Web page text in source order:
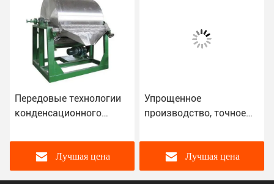
Передовые технологии
конденсационного
превращают жидкости в
твердые вещества
Лучшая цена
Упрощенное
производство, точное
с нашей машиной
конденсационной
кристаллизации
Лучшая цена